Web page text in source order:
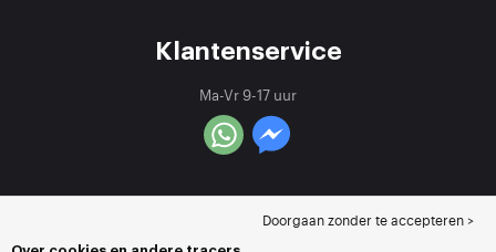
Klantenservice
Ma-Vr 9-17 uur
Doorgaan zonder te accepteren >